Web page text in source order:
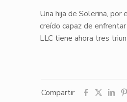
Una hija de Solerina, por
creído capaz de
LLC tiene ahora tres
Compartir